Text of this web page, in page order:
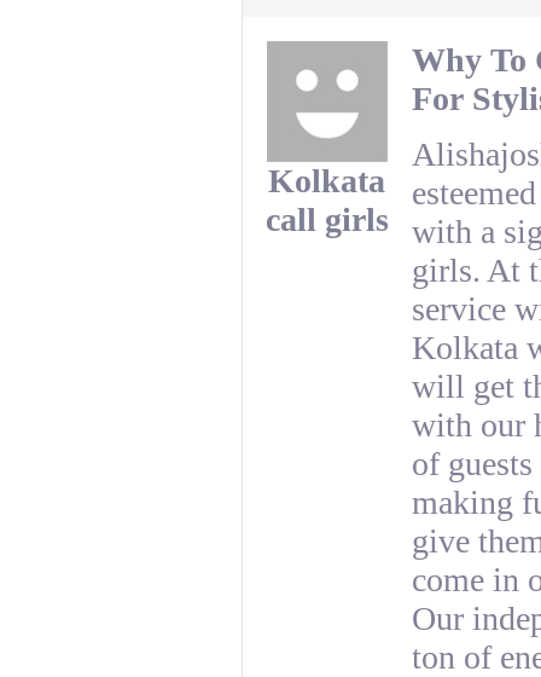
Kolkata
call girls
Why To
For
with a
girls. At
service
Kolkata
will get
with our
of
making
give
come in
Our
ton of